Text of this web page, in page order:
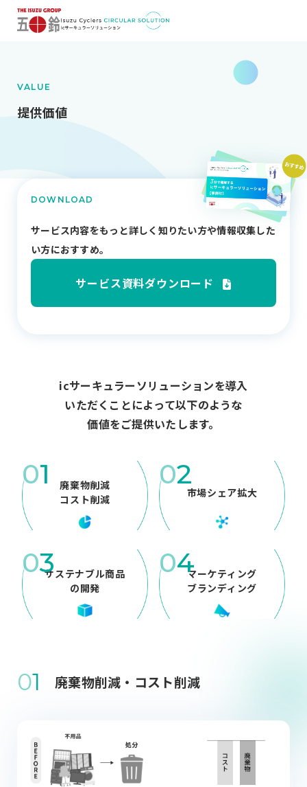
VALUE
提供価値
DOWNLOAD
サービス内容をもっと詳しく知りたい方や情報収集した
い方におすすめ。
サービス資料ダウンロード
icサーキュラーソリューションを導入
いただくことによって以下のような
価値をご提供いたします。
01
廃棄物削減
コスト削減
02
市場シェア拡大
03
サステナブル商品
の開発
04マーケティング
ブランディング
01 廃棄物削減・コスト削減